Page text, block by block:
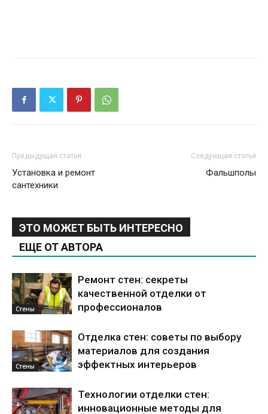
Предыдущая статья
Установка и ремонт
сантехники
Следующая статья
Фальшполы
ЭТО МОЖЕТ БЫТЬ ИНТЕРЕСНО
ЕЩЕ ОТ АВТОРА
Стены
Ремонт стен: секреты
качественной отделки от
профессионалов
Стены
Отделка стен: советы по выбору
материалов для создания
эффектных интерьеров
Технологии отделки стен:
инновационные методы для